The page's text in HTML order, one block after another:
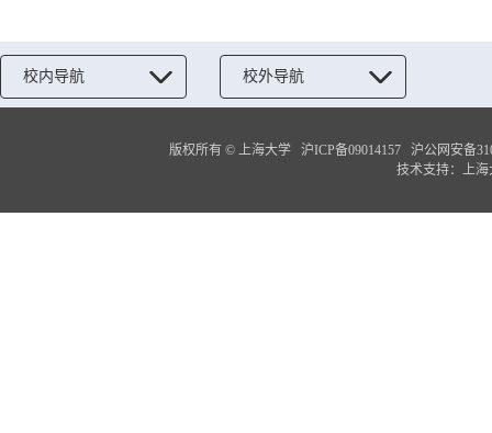
校内导航 校外导航
版权所有 ©上海大学 沪ICP备09014157
沪公网安备
技术支持： 上